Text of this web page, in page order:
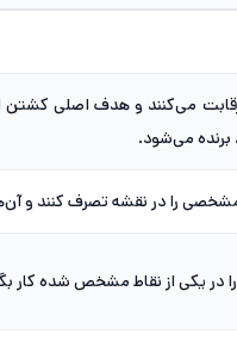
می‌کنند و هدف اصلی
برنده می‌شود.
مشخصی را در نقشه تصرف کنند و
در یکی از نقاط مشخص شده کار